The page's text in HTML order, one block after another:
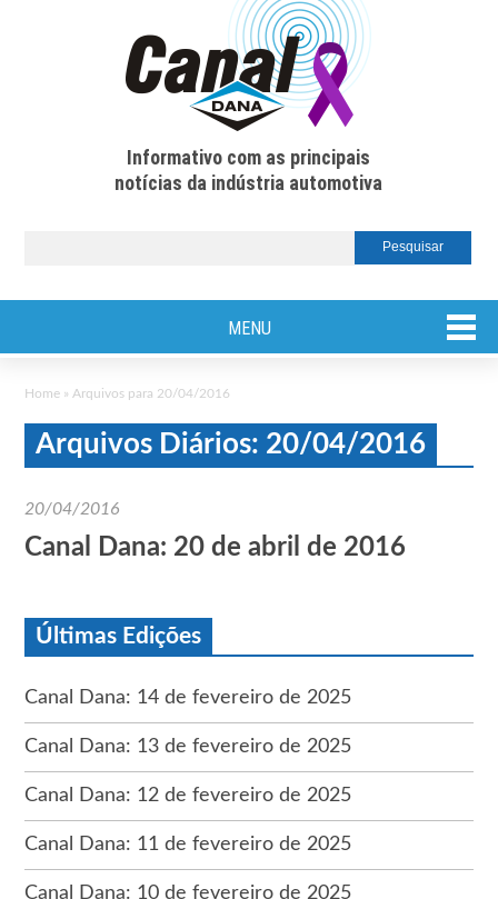
Informativo com as principais
notícias da indústria automotiva
MENU
Home » Arquivos para 20/04/2016
Arquivos Diários: 20/04/2016
20/04/2016
Canal Dana: 20 de abril de 2016
Últimas Edições
Canal Dana: 14 de fevereiro de 2025
Canal Dana: 13 de fevereiro de 2025
Canal Dana: 12 de fevereiro de 2025
Canal Dana: 11 de fevereiro de 2025
Canal Dana: 10 de fevereiro de 2025